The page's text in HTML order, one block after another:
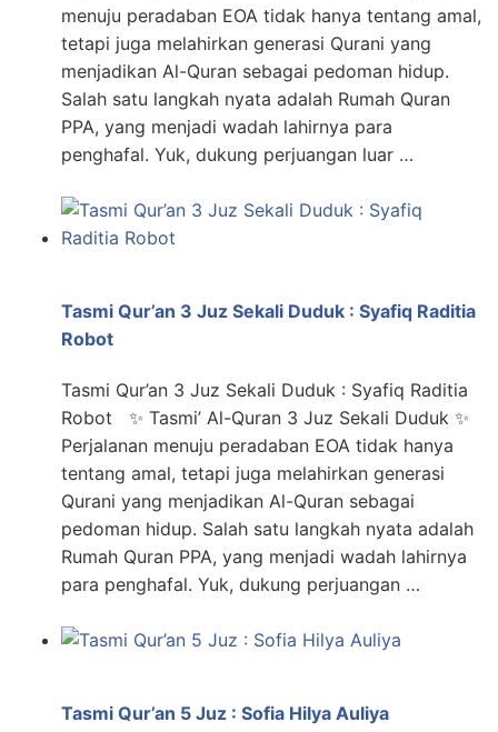
menuju peradaban EOA tidak hanya tentang amal,
tetapi juga melahirkan generasi Qurani yang
menjadikan Al-Quran sebagai pedoman hidup.
Salah satu langkah nyata adalah Rumah Quran
PPA, yang menjadi wadah lahirnya para
penghafal. Yuk, dukung perjuangan luar …
Tasmi Qur’an 3 Juz Sekali Duduk : Syafiq Raditia
Robot
Tasmi Qur’an 3 Juz Sekali Duduk : Syafiq Raditia
Robot ✨ Tasmi’ Al-Quran 3 Juz Sekali Duduk ✨
Perjalanan menuju peradaban EOA tidak hanya
tentang amal, tetapi juga melahirkan generasi
Qurani yang menjadikan Al-Quran sebagai
pedoman hidup. Salah satu langkah nyata adalah
Rumah Quran PPA, yang menjadi wadah lahirnya
para penghafal. Yuk, dukung perjuangan …
Tasmi Qur’an 5 Juz : Sofia Hilya Auliya